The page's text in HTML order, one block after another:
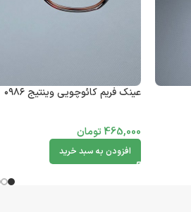
عینک فریم کائوچویی وینتیج ۰۹۸۶
465,000 تومان
افزودن به سبد خرید